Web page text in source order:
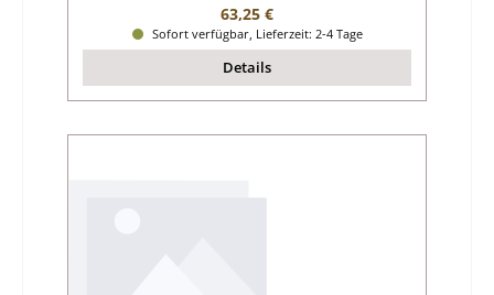
Regulärer Preis:
63,25 €
Sofort verfügbar, Lieferzeit: 2-4 Tage
Details